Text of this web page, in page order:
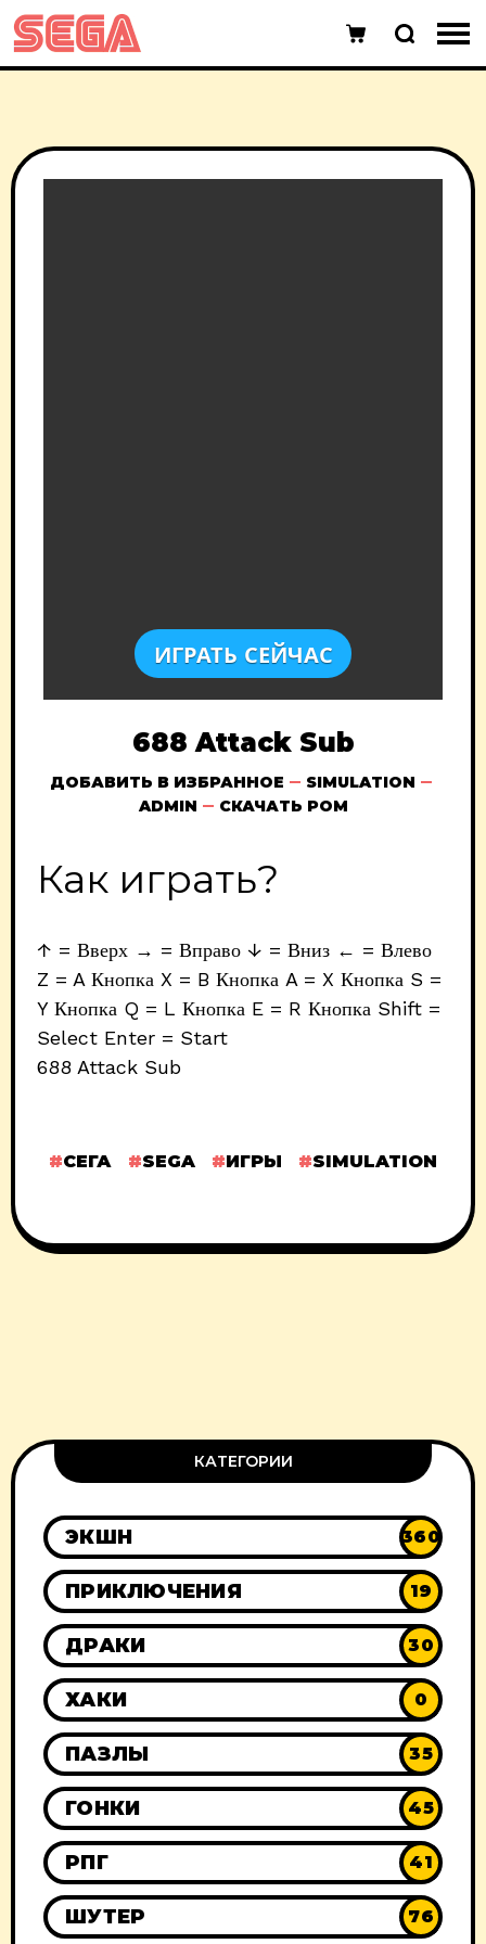
ИГРАТЬ СЕЙЧАС
688 Attack Sub
ДОБАВИТЬ В ИЗБРАННОЕ
SIMULATION
ADMIN
СКАЧАТЬ РОМ
Как играть?
↑ = Вверх → = Вправо ↓ = Вниз ← = Влево
Z = A Кнопка X = B Кнопка A = X Кнопка S =
Y Кнопка Q = L Кнопка E = R Кнопка Shift =
Select Enter = Start
688 Attack Sub
СЕГА SEGA ИГРЫ SIMULATION
КАТЕГОРИИ
ЭКШН 360
ПРИКЛЮЧЕНИЯ 19
ДРАКИ 30
ХАКИ 0
ПАЗЛЫ 35
ГОНКИ 45
РПГ 41
ШУТЕР 76